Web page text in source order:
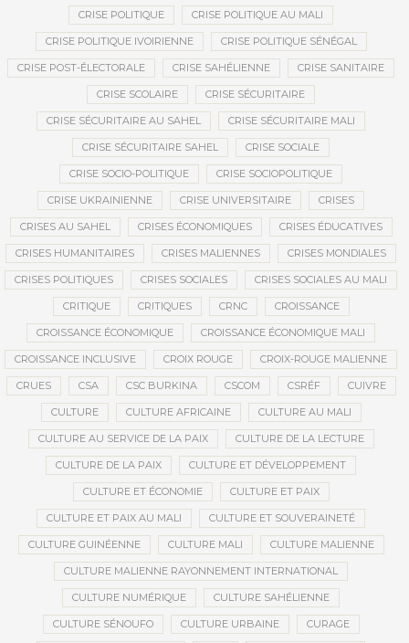
CRISE POLITIQUE CRISE POLITIQUE AU MALI
CRISE POLITIQUE IVOIRIENNE CRISE POLITIQUE SÉNÉGAL
CRISE POST-ÉLECTORALE CRISE SAHÉLIENNE CRISE SANITAIRE
CRISE SCOLAIRE CRISE SÉCURITAIRE
CRISE SÉCURITAIRE AU SAHEL CRISE SÉCURITAIRE MALI
CRISE SÉCURITAIRE SAHEL CRISE SOCIALE
CRISE SOCIO-POLITIQUE CRISE SOCIOPOLITIQUE
CRISE UKRAINIENNE CRISE UNIVERSITAIRE CRISES
CRISES AU SAHEL CRISES ÉCONOMIQUES CRISES ÉDUCATIVES
CRISES HUMANITAIRES CRISES MALIENNES CRISES MONDIALES
CRISES POLITIQUES CRISES SOCIALES CRISES SOCIALES AU MALI
CRITIQUE CRITIQUES CRNC CROISSANCE
CROISSANCE ÉCONOMIQUE CROISSANCE ÉCONOMIQUE MALI
CROISSANCE INCLUSIVE CROIX ROUGE CROIX-ROUGE MALIENNE
CRUES CSA CSC BURKINA CSCOM CSRÉF CUIVRE
CULTURE CULTURE AFRICAINE CULTURE AU MALI
CULTURE AU SERVICE DE LA PAIX CULTURE DE LA LECTURE
CULTURE DE LA PAIX CULTURE ET DÉVELOPPEMENT
CULTURE ET ÉCONOMIE CULTURE ET PAIX
CULTURE ET PAIX AU MALI CULTURE ET SOUVERAINETÉ
CULTURE GUINÉENNE CULTURE MALI CULTURE MALIENNE
CULTURE MALIENNE RAYONNEMENT INTERNATIONAL
CULTURE NUMÉRIQUE CULTURE SAHÉLIENNE
CULTURE SÉNOUFO CULTURE URBAINE CURAGE